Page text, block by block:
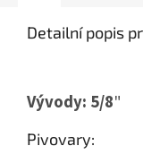
Detailní popis
Vývody: 5/8"
Pivovary: